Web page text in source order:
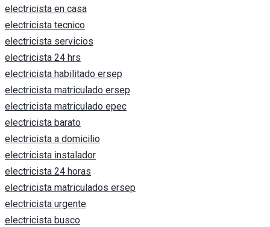
electricista en casa
electricista tecnico
electricista servicios
electricista 24 hrs
electricista habilitado ersep
electricista matriculado ersep
electricista matriculado epec
electricista barato
electricista a domicilio
electricista instalador
electricista 24 horas
electricista matriculados ersep
electricista urgente
electricista busco